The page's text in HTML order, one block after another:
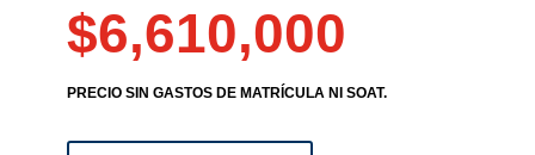
$6,610,000
PRECIO SIN GASTOS DE MATRÍCULA NI SOAT.